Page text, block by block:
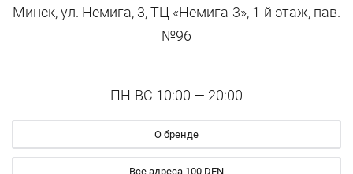
Минск, ул. Немига, 3, ТЦ «Немига-3», 1-й этаж, пав.
№96
ПН-ВС 10:00 — 20:00
О бренде
Все адреса 100 DEN